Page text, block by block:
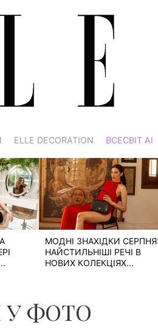
ELLE DECORATION ВСЕСВІТ АІ
МОДНІ ЗНАХІДКИ СЕРПНЯ:
НАЙСТИЛЬНІШІ РЕЧІ В
НОВИХ КОЛЕКЦІЯХ...
У ФОТО